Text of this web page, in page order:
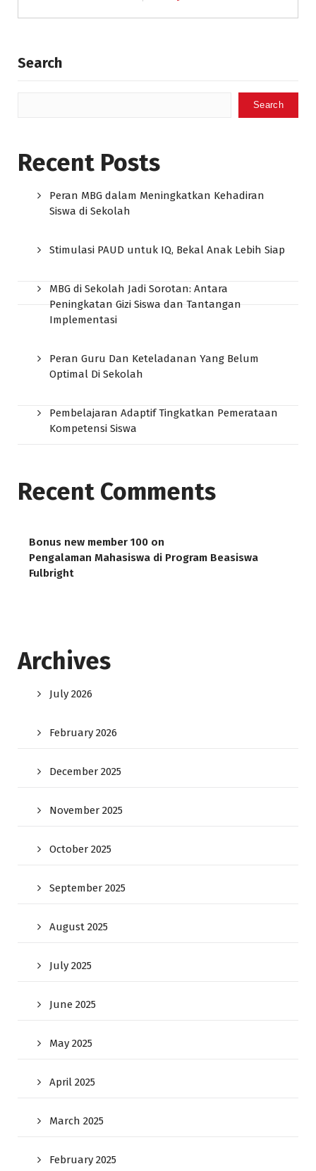
Search
Search
Recent Posts
Peran MBG dalam Meningkatkan Kehadiran
Siswa di Sekolah
Stimulasi PAUD untuk IQ, Bekal Anak Lebih Siap
MBG di Sekolah Jadi Sorotan: Antara
Peningkatan Gizi Siswa dan Tantangan
Implementasi
Peran Guru Dan Keteladanan Yang Belum
Optimal Di Sekolah
Pembelajaran Adaptif Tingkatkan Pemerataan
Kompetensi Siswa
Recent Comments
Bonus new member 100 on
Pengalaman Mahasiswa di Program Beasiswa
Fulbright
Archives
July 2026
February 2026
December 2025
November 2025
October 2025
September 2025
August 2025
July 2025
June 2025
May 2025
April 2025
March 2025
February 2025